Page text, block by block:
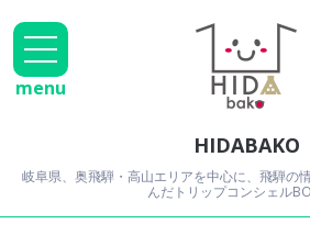
HIDABAKO
岐阜県、奥飛騨・高山エリアを中心に、飛騨の
んだトリップコンシェル
menu